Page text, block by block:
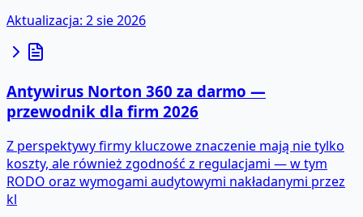
Aktualizacja: 2 sie 2026
Antywirus Norton 360 za darmo —
przewodnik dla firm 2026
Z perspektywy firmy kluczowe znaczenie mają nie tylko
koszty, ale również zgodność z regulacjami — w tym
RODO oraz wymogami audytowymi nakładanymi przez
kl